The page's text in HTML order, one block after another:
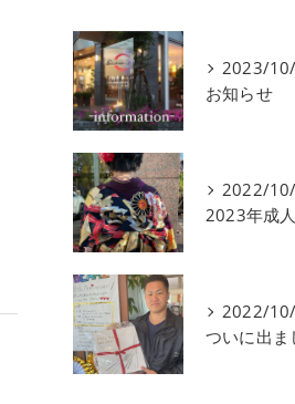
2023/
お知らせ
2022/
2023年成
2022/
ついに出ま